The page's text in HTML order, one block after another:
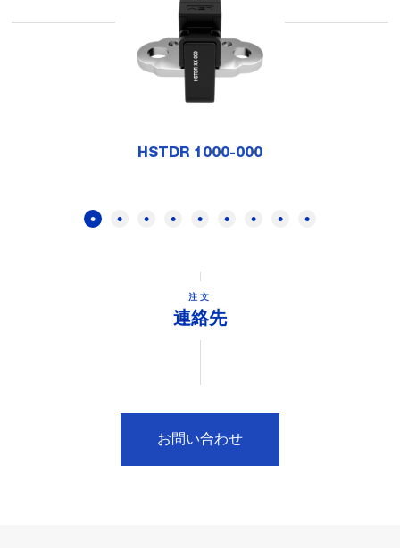
HSTDR 1000-000
注文
連絡先
お問い合わせ